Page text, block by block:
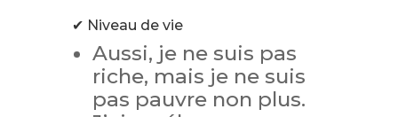
✔ Niveau de vie
Aussi, je ne suis pas
riche, mais je ne suis
pas pauvre non plus.